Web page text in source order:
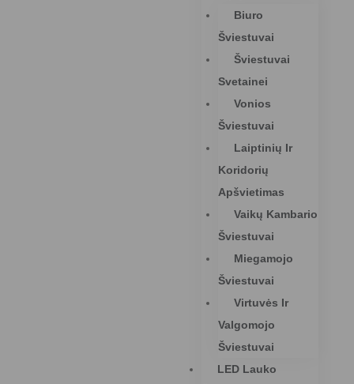
Biuro
Šviestuvai
Šviestuvai
Svetainei
Vonios
Šviestuvai
Laiptinių Ir
Koridorių
Apšvietimas
Vaikų Kambario
Šviestuvai
Miegamojo
Šviestuvai
Virtuvės Ir
Valgomojo
Šviestuvai
LED Lauko